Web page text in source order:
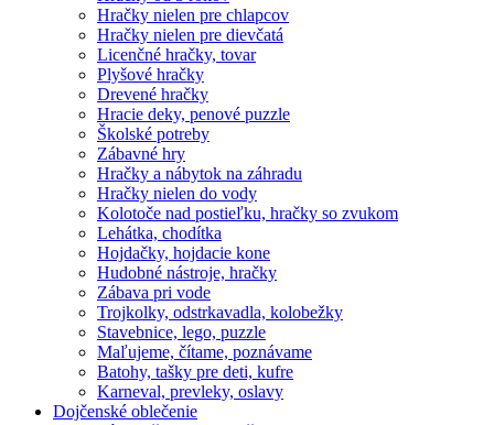
Hračky nielen pre chlapcov
Hračky nielen pre dievčatá
Licenčné hračky, tovar
Plyšové hračky
Drevené hračky
Hracie deky, penové puzzle
Školské potreby
Zábavné hry
Hračky a nábytok na záhradu
Hračky nielen do vody
Kolotoče nad postieľku, hračky so zvukom
Lehátka, chodítka
Hojdačky, hojdacie kone
Hudobné nástroje, hračky
Zábava pri vode
Trojkolky, odstrkavadla, kolobežky
Stavebnice, lego, puzzle
Maľujeme, čítame, poznávame
Batohy, tašky pre deti, kufre
Karneval, prevleky, oslavy
Dojčenské oblečenie